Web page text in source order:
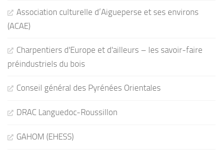
Association culturelle d’Aigueperse et ses environs
(ACAE)
Charpentiers d'Europe et d'ailleurs – les savoir-faire
préindustriels du bois
Conseil général des Pyrénées Orientales
DRAC Languedoc-Roussillon
GAHOM (EHESS)